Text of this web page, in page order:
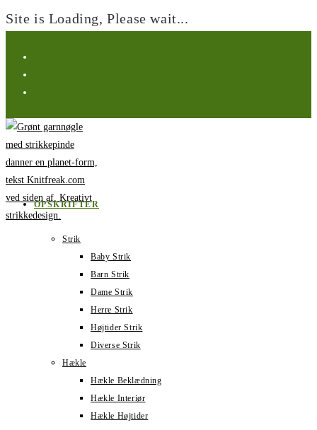
Site is Loading, Please wait...
indhold
OPSKRIFTER
Strik
Baby Strik
Barn Strik
Dame Strik
Herre Strik
Højtider Strik
Diverse Strik
Hækle
Hækle Beklædning
Hækle Interiør
Hækle Højtider